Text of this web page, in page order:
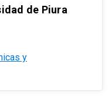
de Piura
y